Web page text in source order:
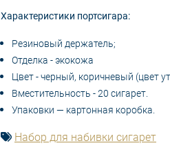
Характеристики портсигара:
Резиновый держатель;
Отделка - экокожа
Цвет - черный, коричневый (цвет
Вместительность - 20 сигарет.
Упаковки — картонная коробка.
Набор для набивки сигарет